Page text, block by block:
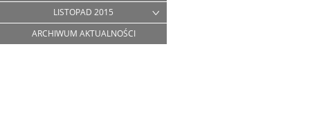
LISTOPAD 2015
ARCHIWUM AKTUALNOŚCI